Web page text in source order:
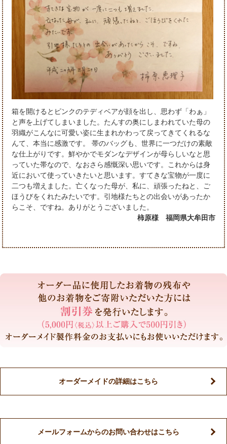
箱を開けるとピンクのテディベアが顔を出し、思わず「わぁ」
と声を上げてしまいました。たんすの奥にしまわれていた母の
羽織がこんなに可愛い姿に生まれかわって戻ってきてくれるな
んて、本当に感激です。 帯のバッグも、世界に一つだけの素敵
な仕上がりです。鮮やかでモダンなデザインが母らしいなと思
っていた帯なので、なおさら感慨深い思いです。これからは身
近において使っていきたいと思います。すてきな宝物が一度に
二つも増えました。亡くなった母が、私に、頑張ったねと、ご
ほうびをくれたみたいです。引地様たちとの出会いがあったか
らこそ、ですね。ありがとうございました。
柿原様 福岡県大牟田市
オーダーメイドの詳細はこちら
メールフォームからのお問い合わせはこちら